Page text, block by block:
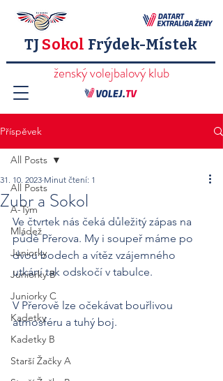
TJ Sokol Frýdek-Místek
ženský volejbalový klub
Příspěvek
All Posts
A-Tým
Mládež
Juniorky
Juniorky B
Juniorky C
Kadetky
Kadetky B
Starší Žačky A
All Posts
Zubr a Sokol
31. 10. 2023 Minut čtení: 1
Ve čtvrtek nás čeká důležitý zápas na
půdě Přerova. My i soupeř máme po
dvou bodech a vítěz vzájemného
utkání tak odskočí v tabulce.
V Přerově lze očekávat bouřlivou
atmosféru a tuhý boj.